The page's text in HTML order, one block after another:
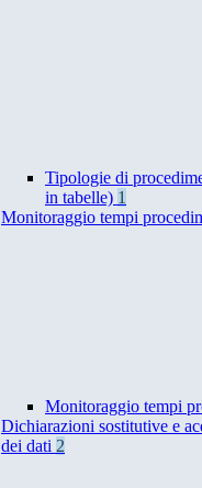
Tipologie di
in tabelle) 1
Monitoraggio tempi
Monitoraggio tempi
Dichiarazioni sostitutive e
dei dati 2